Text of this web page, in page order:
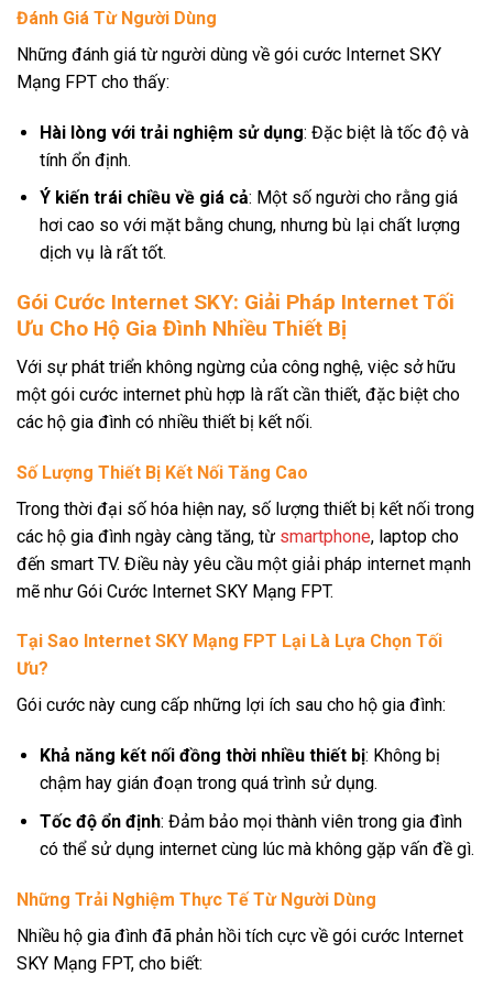
Đánh Giá Từ Người Dùng
Những đánh giá từ người dùng về gói cước Internet SKY
Mạng FPT cho thấy:
Hài lòng với trải nghiệm sử dụng: Đặc biệt là tốc độ và
tính ổn định.
Ý kiến trái chiều về giá cả: Một số người cho rằng giá
hơi cao so với mặt bằng chung, nhưng bù lại chất lượng
dịch vụ là rất tốt.
Gói Cước Internet SKY: Giải Pháp Internet Tối
Ưu Cho Hộ Gia Đình Nhiều Thiết Bị
Với sự phát triển không ngừng của công nghệ, việc sở hữu
một gói cước internet phù hợp là rất cần thiết, đặc biệt cho
các hộ gia đình có nhiều thiết bị kết nối.
Số Lượng Thiết Bị Kết Nối Tăng Cao
Trong thời đại số hóa hiện nay, số lượng thiết bị kết nối trong
các hộ gia đình ngày càng tăng, từ smartphone, laptop cho
đến smart TV. Điều này yêu cầu một giải pháp internet mạnh
mẽ như Gói Cước Internet SKY Mạng FPT.
Tại Sao Internet SKY Mạng FPT Lại Là Lựa Chọn Tối
Ưu?
Gói cước này cung cấp những lợi ích sau cho hộ gia đình:
Khả năng kết nối đồng thời nhiều thiết bị: Không bị
chậm hay gián đoạn trong quá trình sử dụng.
Tốc độ ổn định: Đảm bảo mọi thành viên trong gia đình
có thể sử dụng internet cùng lúc mà không gặp vấn đề gì.
Những Trải Nghiệm Thực Tế Từ Người Dùng
Nhiều hộ gia đình đã phản hồi tích cực về gói cước Internet
SKY Mạng FPT, cho biết: